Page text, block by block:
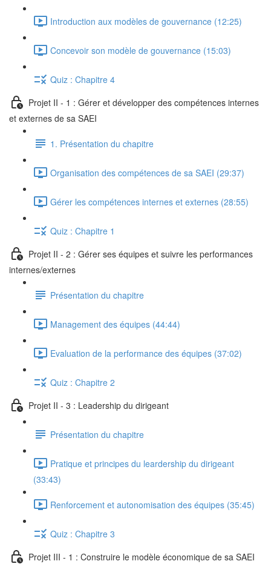
Introduction aux modèles de gouvernance (12:25)
Concevoir son modèle de gouvernance (15:03)
Quiz : Chapitre 4
Projet II - 1 : Gérer et développer des compétences internes
et externes de sa SAEI
1. Présentation du chapitre
Organisation des compétences de sa SAEI (29:37)
Gérer les compétences internes et externes (28:55)
Quiz : Chapitre 1
Projet II - 2 : Gérer ses équipes et suivre les performances
internes/externes
Présentation du chapitre
Management des équipes (44:44)
Evaluation de la performance des équipes (37:02)
Quiz : Chapitre 2
Projet II - 3 : Leadership du dirigeant
Présentation du chapitre
Pratique et principes du leardership du dirigeant
(33:43)
Renforcement et autonomisation des équipes (35:45)
Quiz : Chapitre 3
Projet III - 1 : Construire le modèle économique de sa SAEI